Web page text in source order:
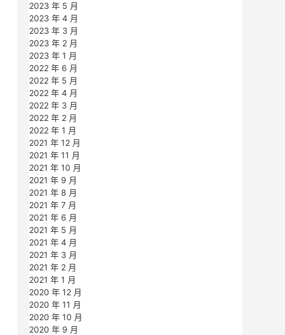
2023 年 5 月
2023 年 4 月
2023 年 3 月
2023 年 2 月
2023 年 1 月
2022 年 6 月
2022 年 5 月
2022 年 4 月
2022 年 3 月
2022 年 2 月
2022 年 1 月
2021 年 12 月
2021 年 11 月
2021 年 10 月
2021 年 9 月
2021 年 8 月
2021 年 7 月
2021 年 6 月
2021 年 5 月
2021 年 4 月
2021 年 3 月
2021 年 2 月
2021 年 1 月
2020 年 12 月
2020 年 11 月
2020 年 10 月
2020 年 9 月